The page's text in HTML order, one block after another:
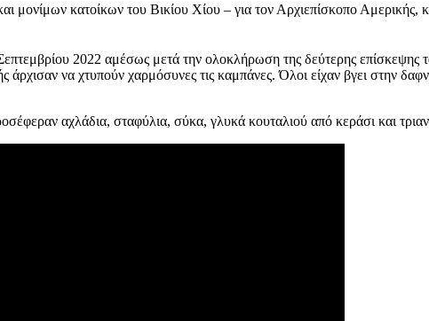
μονίμων κατοίκων του Βικίου Χίου – για τον Αρχιεπίσκοπο
2022 αμέσως μετά την ολοκλήρωση της δεύτερης
άρχισαν να χτυπούν χαρμόσυνες τις καμπάνες. Όλοι είχαν βγει στην
αχλάδια, σταφύλια, σύκα, γλυκά κουταλιού από κεράσι και